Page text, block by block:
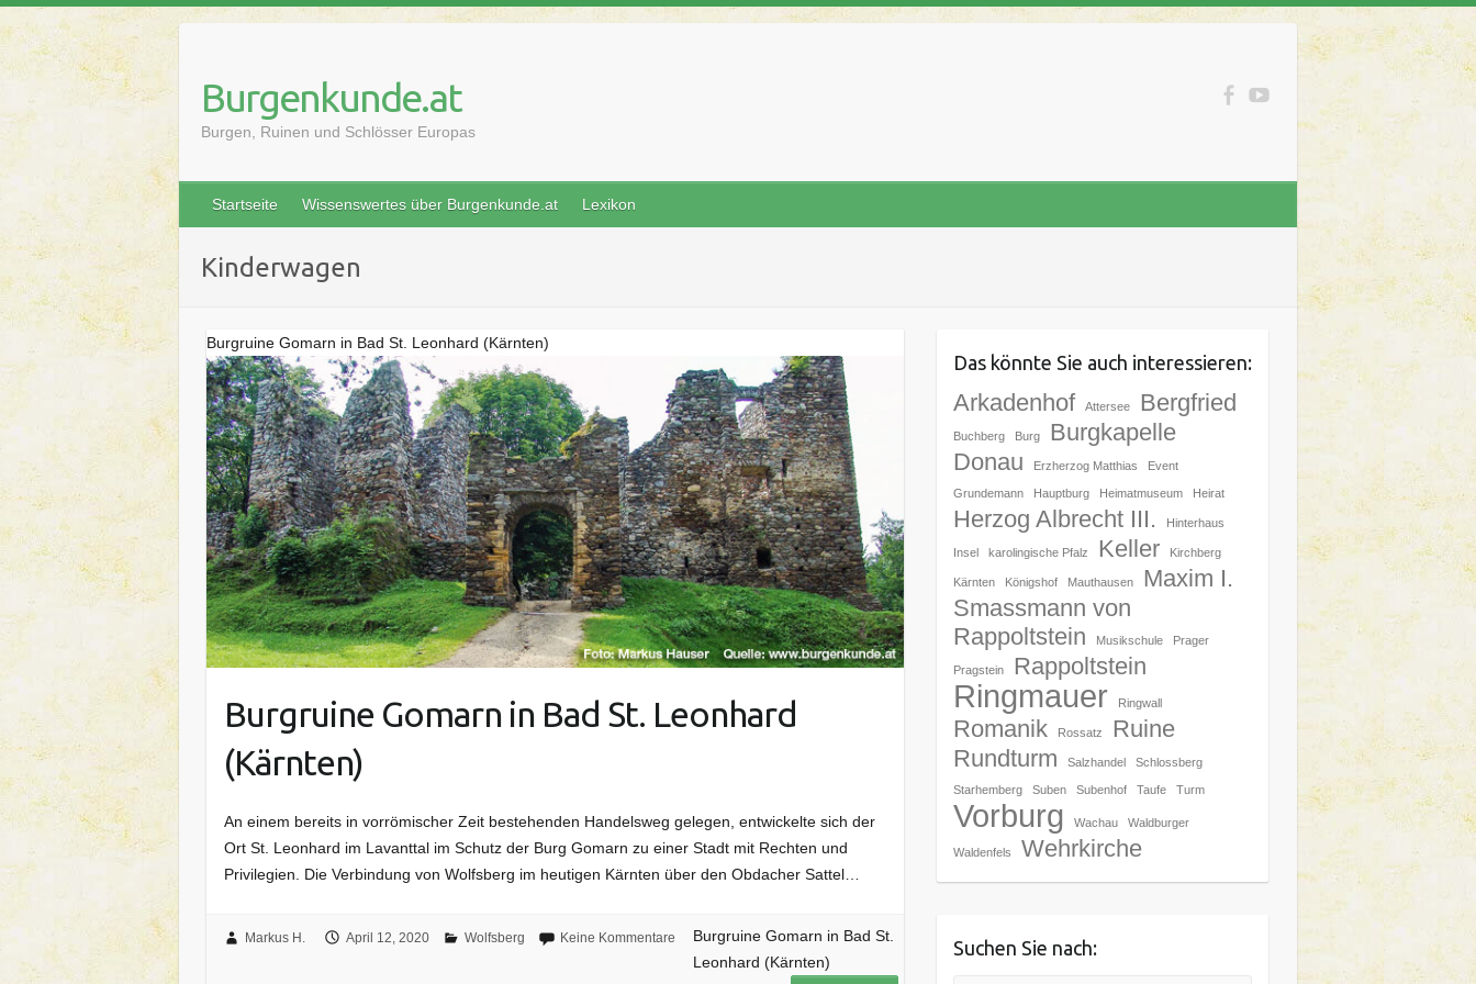
content
Burgenkunde.at
Burgen, Ruinen und Schlösser Europas
Startseite Wissenswertes über Burgenkunde.at Lexikon
Kinderwagen
Burgruine Gomarn in Bad St. Leonhard (Kärnten)
Burgruine Gomarn in Bad St. Leonhard
(Kärnten)
An einem bereits in vorrömischer Zeit bestehenden Handelsweg gelegen, entwickelte sich der
Ort St. Leonhard im Lavanttal im Schutz der Burg Gomarn zu einer Stadt mit Rechten und
Privilegien. Die Verbindung von Wolfsberg im heutigen Kärnten über den Obdacher Sattel…
Markus H. April 12, 2020 Wolfsberg Keine Kommentare
Burgruine Gomarn in Bad St.
Leonhard (Kärnten)
Das könnte Sie auch interessieren:
Arkadenhof Attersee Bergfried
Buchberg Burg
Burgkapelle
Donau
Erzherzog Matthias Event
Grundemann Hauptburg Heimatmuseum Heirat
Herzog Albrecht III. Hinterhaus
Insel karolingische Pfalz Keller Kirchberg
Kärnten Königshof Mauthausen
Maxim I.
Smassmann von
Rappoltstein
Musikschule Prager
Pragstein Rappoltstein
Ringmauer Ringwall
Romanik Rossatz
Ruine
Rundturm
Salzhandel Schlossberg
Starhemberg Suben Subenhof Taufe Turm
Vorburg Wachau Waldburger
Waldenfels Wehrkirche
Suchen Sie nach: